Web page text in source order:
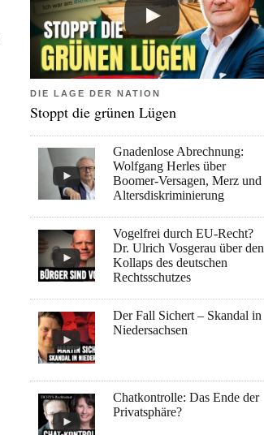
DIE LAGE DER NATION
Stoppt die grünen Lügen
Gnadenlose Abrechnung:
Wolfgang Herles über
Boomer-Versagen, Merz und
Altersdiskriminierung
Vogelfrei durch EU-Recht?
Dr. Ulrich Vosgerau über den
Kollaps des deutschen
Rechtsschutzes
Der Fall Sichert – Skandal in
Niedersachsen
Chatkontrolle: Das Ende der
Privatsphäre?